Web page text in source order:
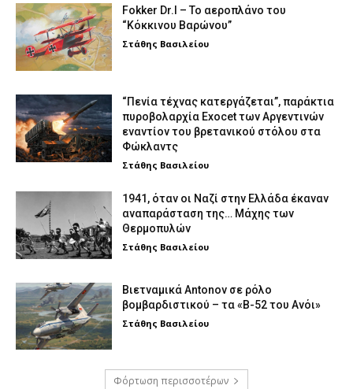
Fokker Dr.I – To αεροπλάνο του
“Κόκκινου Βαρώνου”
Στάθης Βασιλείου
“Πενία τέχνας κατεργάζεται”, παράκτια
πυροβολαρχία Exocet των Αργεντινών
εναντίον του βρετανικού στόλου στα
Φώκλαντς
Στάθης Βασιλείου
1941, όταν οι Ναζί στην Ελλάδα έκαναν
αναπαράσταση της… Μάχης των
Θερμοπυλών
Στάθης Βασιλείου
Βιετναμικά Antonov σε ρόλο
βομβαρδιστικού – τα «Β-52 του Ανόι»
Στάθης Βασιλείου
Φόρτωση περισσοτέρων